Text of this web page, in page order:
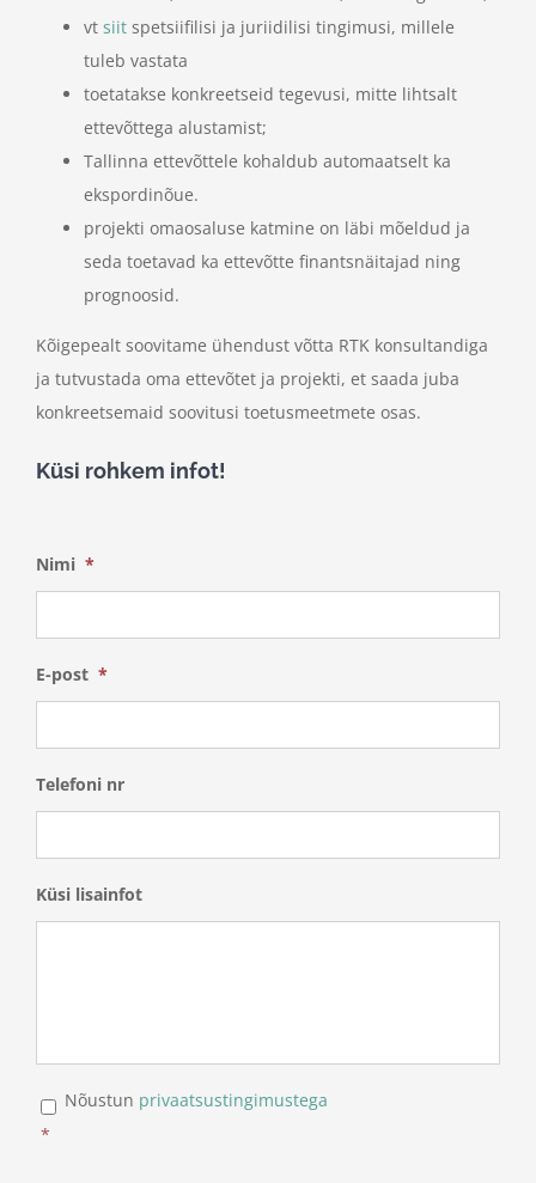
vt siit spetsiifilisi ja juriidilisi tingimusi, millele
tuleb vastata
toetatakse konkreetseid tegevusi, mitte lihtsalt
ettevõttega alustamist;
Tallinna ettevõttele kohaldub automaatselt ka
ekspordinõue.
projekti omaosaluse katmine on läbi mõeldud ja
seda toetavad ka ettevõtte finantsnäitajad ning
prognoosid.
Kõigepealt soovitame ühendust võtta RTK konsultandiga
ja tutvustada oma ettevõtet ja projekti, et saada juba
konkreetsemaid soovitusi toetusmeetmete osas.
Küsi rohkem infot!
Nimi *
E-post *
Telefoni nr
Küsi lisainfot
Nõustun privaatsustingimustega
*